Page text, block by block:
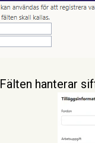
Fälten hanterar